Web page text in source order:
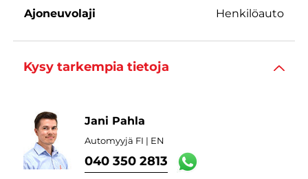
Ajoneuvolaji
Henkilöauto
Kysy tarkempia tietoja
Jani Pahla
Automyyjä FI | EN
040 350 2813